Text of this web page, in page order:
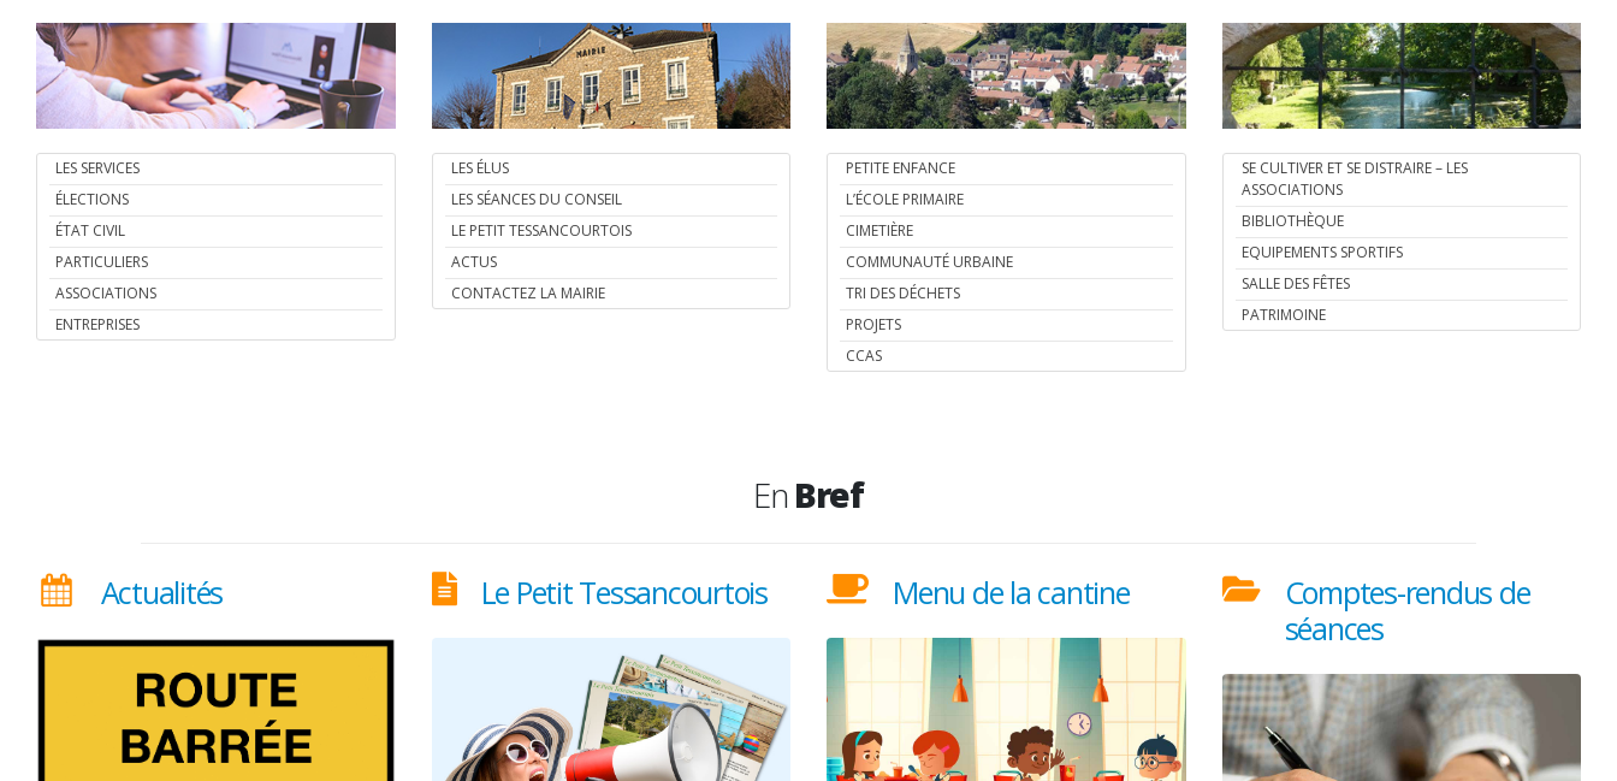
LES SERVICES
ÉLECTIONS
ÉTAT CIVIL
PARTICULIERS
ASSOCIATIONS
ENTREPRISES
LES ÉLUS
LES SÉANCES DU CONSEIL
LE PETIT TESSANCOURTOIS
ACTUS
CONTACTEZ LA MAIRIE
PETITE ENFANCE
L’ÉCOLE PRIMAIRE
CIMETIÈRE
COMMUNAUTÉ URBAINE
TRI DES DÉCHETS
PROJETS
CCAS
SE CULTIVER ET SE DISTRAIRE – LES
ASSOCIATIONS
BIBLIOTHÈQUE
EQUIPEMENTS SPORTIFS
SALLE DES FÊTES
PATRIMOINE
EnBref
Actualités Le Petit Tessancourtois Menu de la cantine
Comptes-rendus de
séances